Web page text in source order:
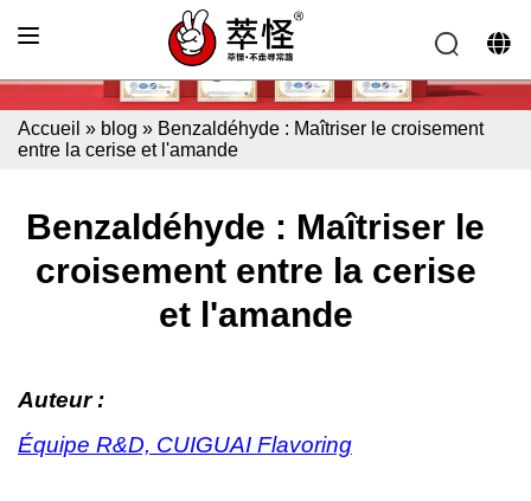
Accueil » blog » Benzaldéhyde : Maîtriser le croisement
entre la cerise et l'amande
Benzaldéhyde : Maîtriser le
croisement entre la cerise
et l'amande
Auteur :
Équipe R&D, CUIGUAI Flavoring